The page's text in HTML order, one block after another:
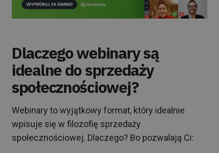
Dlaczego webinary są
idealne do sprzedaży
społecznościowej?
Webinary to wyjątkowy format, który idealnie
wpisuje się w filozofię sprzedaży
społecznościowej. Dlaczego? Bo pozwalają Ci: